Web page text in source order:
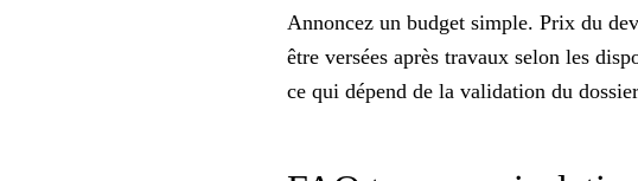
Annoncez un budget simple. Prix du
être versées après travaux selon les
ce qui dépend de la validation du